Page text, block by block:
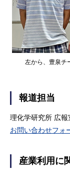
左から、豊泉チ
報道担当
理化学研究所 広報
お問い合わせフォ
産業利用に